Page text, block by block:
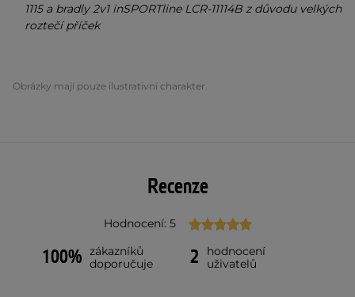
1115 a bradly 2v1 inSPORTline LCR-11114B z důvodu velkých
roztečí příček
Obrázky mají pouze ilustrativní charakter.
Recenze
Hodnocení: 5
100% zákazníků
doporučuje
2
hodnocení
uživatelů